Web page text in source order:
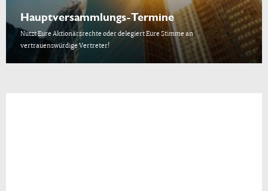
Hauptversammlungs-Termine
Nutzt Eure Aktionärsrechte oder delegiert Eure Stimme an
vertrauenswürdige Vertreter!